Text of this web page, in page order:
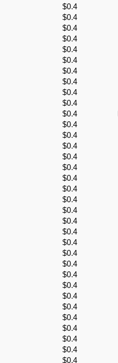
$0.4
$0.4
$0.4
$0.4
$0.4
$0.4
$0.4
$0.4
$0.4
$0.4
$0.4
$0.4
$0.4
$0.4
$0.4
$0.4
$0.4
$0.4
$0.4
$0.4
$0.4
$0.4
$0.4
$0.4
$0.4
$0.4
$0.4
$0.4
$0.4
$0.4
$0.4
$0.4
$0.4
$0.4